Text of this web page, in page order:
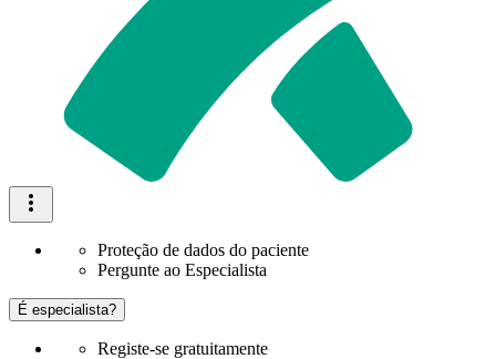
Proteção de dados do paciente
Pergunte ao Especialista
É especialista?
Registe-se gratuitamente